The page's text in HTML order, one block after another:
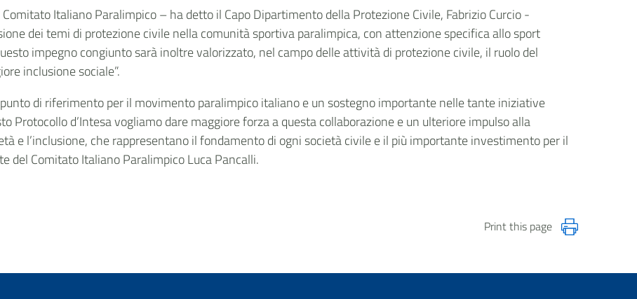
Italiano Paralimpico – ha detto il Capo Dipartimento della Protezione Civile, Fabrizio Curcio -
dei temi di protezione civile nella comunità sportiva paralimpica, con attenzione specifica allo sport
impegno congiunto sarà inoltre valorizzato, nel campo delle attività di protezione civile, il ruolo del
inclusione sociale”.
di riferimento per il movimento paralimpico italiano e un sostegno importante nelle tante iniziative
Protocollo d’Intesa vogliamo dare maggiore forza a questa collaborazione e un ulteriore impulso alla
e l’inclusione, che rappresentano il fondamento di ogni società civile e il più importante investimento per il
del Comitato Italiano Paralimpico Luca Pancalli.
Print this page